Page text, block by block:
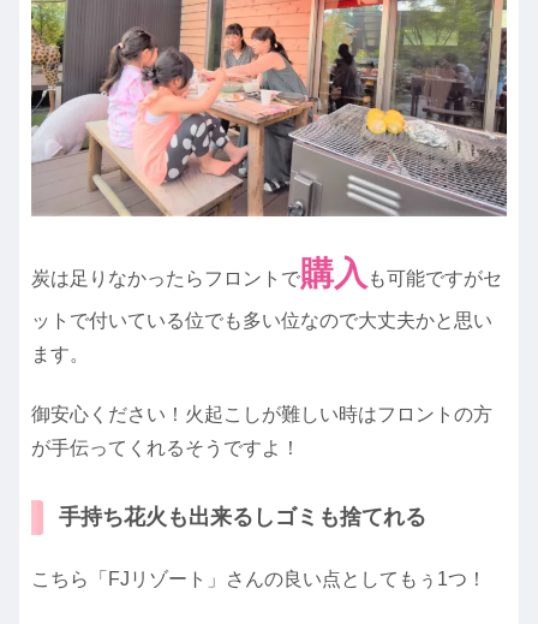
炭は足りなかったらフロントで購入 も可能ですがセ
ットで付いている位でも多い位なので大丈夫かと思い
ます。
御安心ください！火起こしが難しい時はフロントの方
が手伝ってくれるそうですよ！
手持ち花火も出来るしゴミも捨てれる
こちら「FJリゾート」さんの良い点としてもぅ1つ！